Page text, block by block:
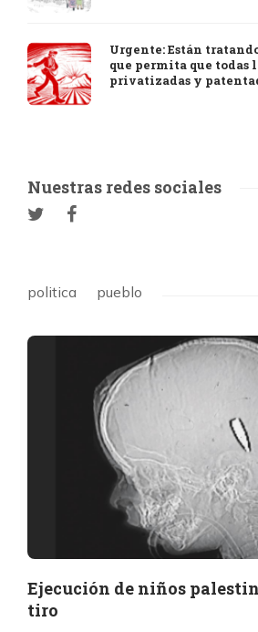
Urgente: Están
que permita que todas
privatizadas y
Nuestras redes sociales
politica pueblo
Ejecución de niños
tiro